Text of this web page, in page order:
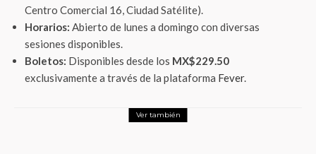
Centro Comercial 16, Ciudad Satélite).
Horarios: Abierto de lunes a domingo con diversas
sesiones disponibles.
Boletos: Disponibles desde los MX$229.50
exclusivamente a través de la plataforma Fever.
Ver también